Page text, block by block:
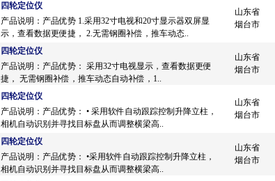
四轮定位仪
山东省
烟台市
产品说明：产品优势 1.采用32寸电视和20寸显示器双屏显
示，查看数据更便捷， 2.无需钢圈补偿，推车动态..
四轮定位仪
山东省
烟台市
产品说明：产品优势： 采用32寸电视显示，查看数据更便
捷， 无需钢圈补偿，推车动态自动补偿，1..
四轮定位仪
山东省
烟台市
产品说明：产品优势： • 采用软件自动跟踪控制升降立柱，
相机自动识别并寻找目标盘从而调整横梁高..
四轮定位仪
山东省
烟台市
产品说明：产品优势： •采用软件自动跟踪控制升降立柱，
相机自动识别并寻找目标盘从而调整横梁高..